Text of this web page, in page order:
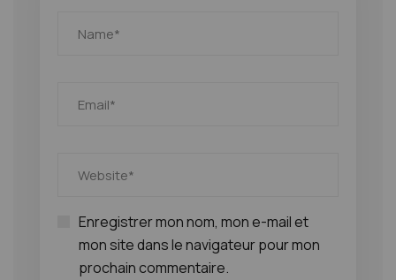
Enregistrer mon nom, mon e-mail et
mon site dans le navigateur pour mon
prochain commentaire.